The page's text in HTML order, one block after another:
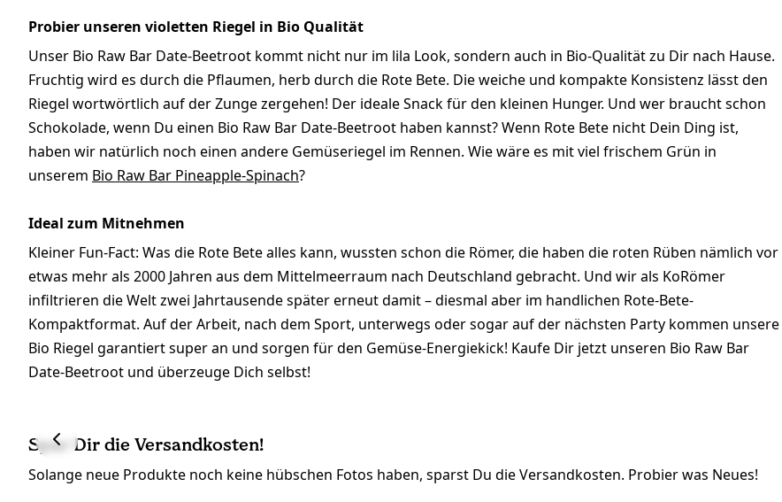
Probier unseren violetten Riegel in Bio Qualität
Unser Bio Raw Bar Date-Beetroot kommt nicht nur im lila Look, sondern auch in Bio-Qualität zu Dir nach Hause.
Fruchtig wird es durch die Pflaumen, herb durch die Rote Bete. Die weiche und kompakte Konsistenz lässt den
Riegel wortwörtlich auf der Zunge zergehen! Der ideale Snack für den kleinen Hunger. Und wer braucht schon
Schokolade, wenn Du einen Bio Raw Bar Date-Beetroot haben kannst? Wenn Rote Bete nicht Dein Ding ist,
haben wir natürlich noch einen andere Gemüseriegel im Rennen. Wie wäre es mit viel frischem Grün in
unserem Bio Raw Bar Pineapple-Spinach?
Ideal zum Mitnehmen
Kleiner Fun-Fact: Was die Rote Bete alles kann, wussten schon die Römer, die haben die roten Rüben nämlich vor
etwas mehr als 2000 Jahren aus dem Mittelmeerraum nach Deutschland gebracht. Und wir als KoRömer
infiltrieren die Welt zwei Jahrtausende später erneut damit – diesmal aber im handlichen Rote-Bete-
Kompaktformat. Auf der Arbeit, nach dem Sport, unterwegs oder sogar auf der nächsten Party kommen unsere
Bio Riegel garantiert super an und sorgen für den Gemüse-Energiekick! Kaufe Dir jetzt unseren Bio Raw Bar
Date-Beetroot und überzeuge Dich selbst!
Spar Dir die Versandkosten!
Solange neue Produkte noch keine hübschen Fotos haben, sparst Du die Versandkosten. Probier was Neues!